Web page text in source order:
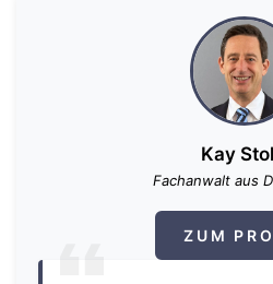
Kay
Fachanwalt aus
ZUM